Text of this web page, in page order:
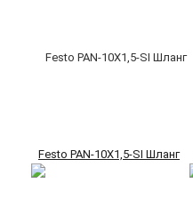
Festo PAN-10X1,5-SI Шланг